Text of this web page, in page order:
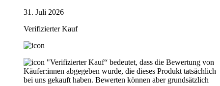
31. Juli 2026
Verifizierter Kauf
"Verifizierter Kauf“ bedeutet, dass die Bewertung von
Käufer:innen abgegeben wurde, die dieses Produkt tatsächlich
bei uns gekauft haben. Bewerten können aber grundsätzlich